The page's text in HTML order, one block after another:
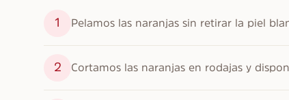
1 Pelamos las naranjas sin retirar la piel
2 Cortamos las naranjas en rodajas y